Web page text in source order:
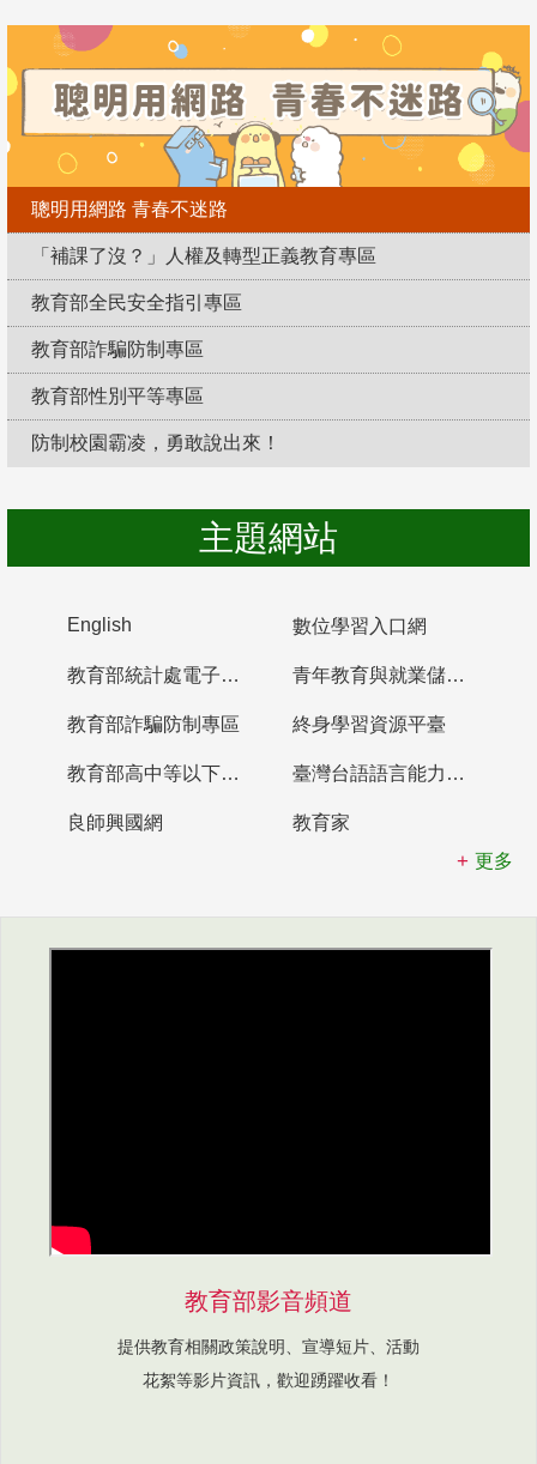
聰明用網路 青春不迷路
「補課了沒？」人權及轉型正義教育專區
教育部全民安全指引專區
教育部詐騙防制專區
教育部性別平等專區
防制校園霸凌，勇敢說出來！
主題網站
English 數位學習入口網
教育部統計處電子書櫃 青年教育與就業儲蓄帳戶
教育部詐騙防制專區 終身學習資源平臺
教育部高中等以下學校及幼兒園教師資格檢定考試 臺灣台語語言能力認證網站
良師興國網
教育家
更多
教育部影音頻道
提供教育相關政策說明、宣導短片、活動
花絮等影片資訊，歡迎踴躍收看！